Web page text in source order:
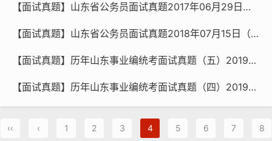
【面试真题】山东省公务员面试真题2017年06月29日（上午+下午）【牟子面试】
【面试真题】山东省公务员面试真题2018年07月15日（上午+下午）【牟子面试】
【面试真题】历年山东事业编统考面试真题（五）2019年山东省属事业单位面试题
【面试真题】历年山东事业编统考面试真题（四）2019年山东省属事业单位面试题
‹‹ ‹ 1 2 3 4 5 6 7 8